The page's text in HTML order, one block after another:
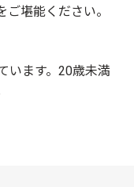
堪能ください。
います。20歳未満